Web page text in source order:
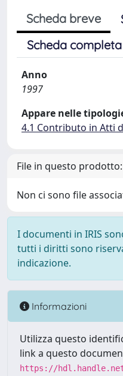
Scheda breve
Scheda
Anno
1997
Appare nelle
4.1 Contributo in Atti
File in questo prodotto:
Non ci sono file
I documenti in IRIS
tutti i diritti sono
indicazione.
Informazioni
Utilizza questo
link a questo
https://